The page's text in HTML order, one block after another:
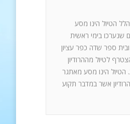
הלל הטיול הינו מסע
שנערכו בימי ראשית
ובית ספר שדה כפר עציון
לטיול מההרודיון
הינו מסע מאתגר
אשר במדבר תקוע